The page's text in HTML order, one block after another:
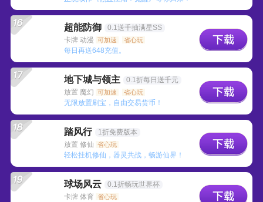
超能防御
0.1送千抽满星SS
卡牌 动漫 可加速 省心玩
每日再送648充值。
地下城与领主
0.1折每日送千元
放置 魔幻 可加速 省心玩
无限放置刷宝，自由交易货币！
踏风行
1折免费版本
放置 修仙 省心玩
轻松挂机修仙，器灵共战，畅游仙界！
球场风云
0.1折畅玩世界杯
卡牌 体育 省心玩